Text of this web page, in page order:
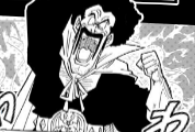
ES
ダイバーズ-レッ
ミックス...
報】最強ジャンプ
空」の...